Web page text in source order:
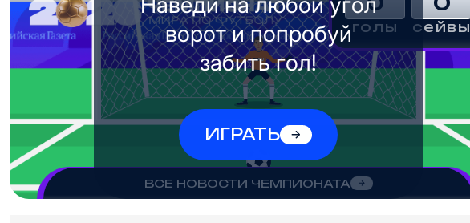
голы сейвы
ВСЕ НОВОСТИ ЧЕМПИОНАТА
ворот и попробуй
забить гол!
ИГРАТЬ